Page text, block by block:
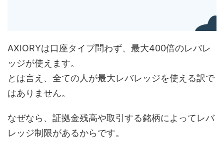
AXIORYは口座タイプ問わず、最大400倍のレバレ
ッジが使えます。
とは言え、全ての人が最大レバレッジを使える訳で
はありません。
なぜなら、証拠金残高や取引する銘柄によってレバ
レッジ制限があるからです。